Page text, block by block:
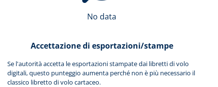
No data
Accettazione di esportazioni/stampe
Se l'autorità accetta le esportazioni stampate dai libretti di volo
digitali, questo punteggio aumenta perché non è più necessario il
classico libretto di volo cartaceo.